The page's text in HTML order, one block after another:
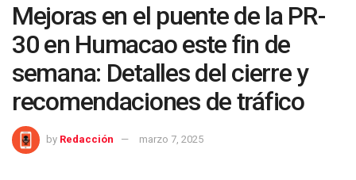
Mejoras en el puente de la PR-
30 en Humacao este fin de
semana: Detalles del cierre y
recomendaciones de tráfico
by Redacción marzo 7, 2025